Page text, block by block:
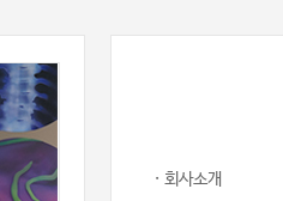
· 회사소개